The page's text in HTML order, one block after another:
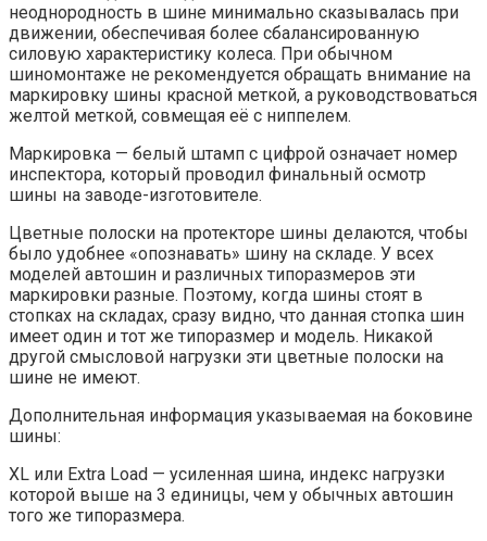
неоднородность в шине минимально сказывалась при
движении, обеспечивая более сбалансированную
силовую характеристику колеса. При обычном
шиномонтаже не рекомендуется обращать внимание на
маркировку шины красной меткой, а руководствоваться
желтой меткой, совмещая её с ниппелем.
Маркировка — белый штамп с цифрой означает номер
инспектора, который проводил финальный осмотр
шины на заводе-изготовителе.
Цветные полоски на протекторе шины делаются, чтобы
было удобнее «опознавать» шину на складе. У всех
моделей автошин и различных типоразмеров эти
маркировки разные. Поэтому, когда шины стоят в
стопках на складах, сразу видно, что данная стопка шин
имеет один и тот же типоразмер и модель. Никакой
другой смысловой нагрузки эти цветные полоски на
шине не имеют.
Дополнительная информация указываемая на боковине
шины:
XL или Extra Load — усиленная шина, индекс нагрузки
которой выше на 3 единицы, чем у обычных автошин
того же типоразмера.